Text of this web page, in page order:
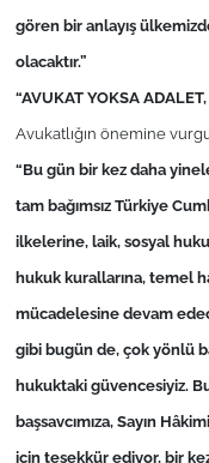
gören bir anlayış
olacaktır.”
“AVUKAT YOKSA
Avukatlığın önemine
“Bu gün bir kez daha
tam bağımsız Türkiye
ilkelerine, laik, sosyal
hukuk kurallarına, temel
mücadelesine devam ede
gibi bugün de, çok yönlü
hukuktaki güvencesiyiz.
başsavcımıza, Sayın
için teşekkür ediyor, bir
Gündem-